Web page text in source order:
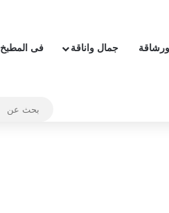
جمال واناقة فى المطبخ